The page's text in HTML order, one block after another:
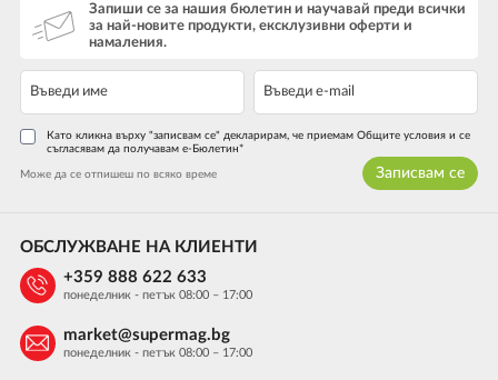
Запиши се за нашия бюлетин и научавай преди всички
за най-новите продукти, ексклузивни оферти и
намаления.
Като кликна върху "записвам се" декларирам, че приемам Общите условия и се
съгласявам да получавам е-Бюлетин*
Може да се отпишеш по всяко време Записвам се
ОБСЛУЖВАНЕ НА КЛИЕНТИ
+359 888 622 633
понеделник - петък 08:00 – 17:00
market@supermag.bg
понеделник - петък 08:00 – 17:00